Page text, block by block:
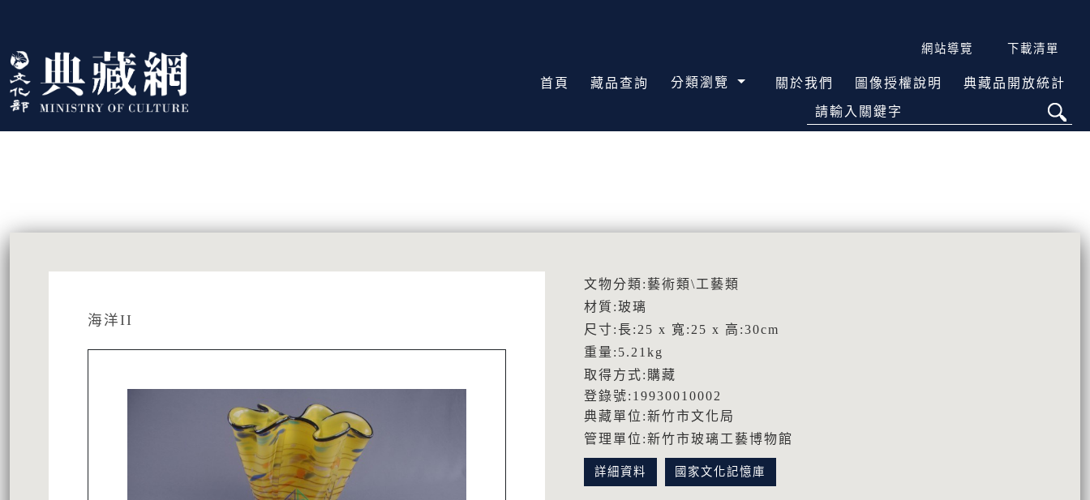
:::
網站導覽 下載清單
首頁 藏品查詢 分類瀏覽 關於我們 圖像授權說明 典藏品開放統計
請輸入關鍵字
海洋II
文物分類:藝術類\工藝類
材質:玻璃
尺寸:長:25 x 寬:25 x 高:30cm
重量:5.21kg
取得方式:購藏
登錄號:19930010002
典藏單位:新竹市文化局
管理單位:新竹市玻璃工藝博物館
詳細資料 國家文化記憶庫